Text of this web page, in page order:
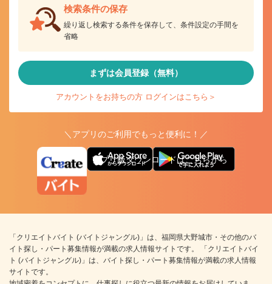
検索条件の保存
繰り返し検索する条件を保存して、条件設定の手間を
省略
まずは会員登録（無料）
アカウントをお持ちの方 ログインはこちら＞
＼アプリのご利用でもっと便利に！／
アプリ版ダウンロードはこちらから
「クリエイトバイト (バイトジャングル)」は、福岡県大野城市・その他のバ
イト探し・パート募集情報が満載の求人情報サイトです。 「クリエイトバイ
ト (バイトジャングル)」は、バイト探し・パート募集情報が満載の求人情報
サイトです。